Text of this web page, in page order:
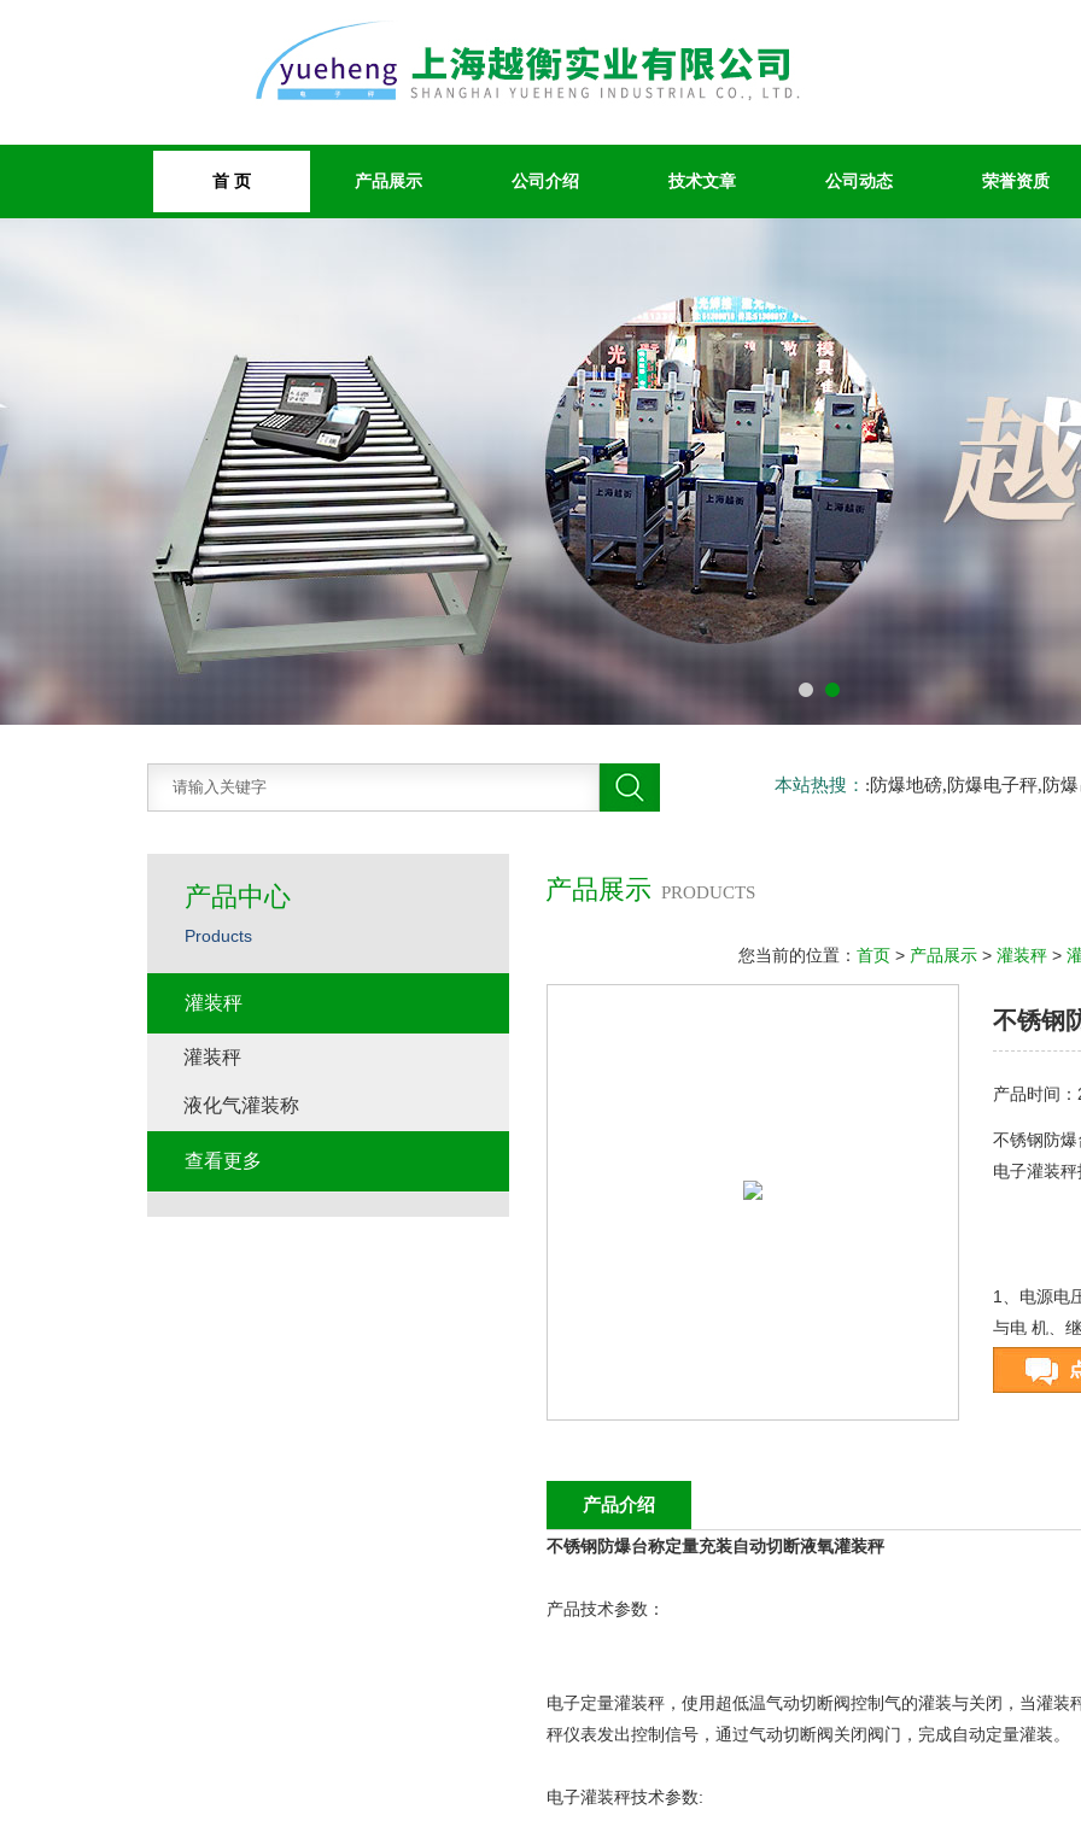
首 页 产品展示 公司介绍 技术文章 公司动态 荣誉资质
本站热搜： :防爆地磅,防爆电子秤,防
产品展示 PRODUCTS
您当前的位置： 首页 > 产品展示 > 灌装秤 >
不锈钢
产品时间
不锈钢防
电子灌装
1、电源电
与电 机、
源）
4、相对湿
产品介绍
不锈钢防爆台称定量充装自动切断液氧灌装秤
产品技术参数：
电子定量灌装秤，使用超低温气动切断阀控制气的灌装与关闭，当灌
秤仪表发出控制信号，通过气动切断阀关闭阀门，完成自动定量灌装。
电子灌装秤技术参数:
产品中心
Products
灌装秤
灌装秤
液化气灌装称
查看更多